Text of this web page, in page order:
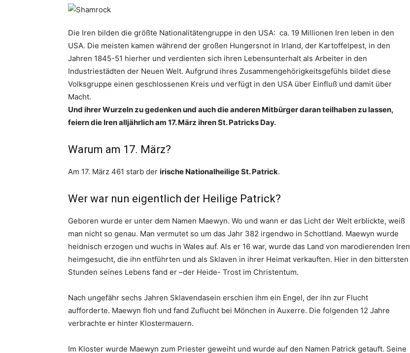
Die Iren bilden die größte Nationalitätengruppe in den USA: ca. 19 Millionen Iren leben in den
USA. Die meisten kamen während der großen Hungersnot in Irland, der Kartoffelpest, in den
Jahren 1845-51 hierher und verdienten sich ihren Lebensunterhalt als Arbeiter in den
Industriestädten der Neuen Welt. Aufgrund ihres Zusammengehörigkeitsgefühls bildet diese
Volksgruppe einen geschlossenen Kreis und verfügt in den USA über Einfluß und damit über
Macht.
Und ihrer Wurzeln zu gedenken und auch die anderen Mitbürger daran teilhaben zu lassen,
feiern die Iren alljährlich am 17. März ihren St. Patricks Day.
Warum am 17. März?
Am 17. März 461 starb der irische Nationalheilige St. Patrick.
Wer war nun eigentlich der Heilige Patrick?
Geboren wurde er unter dem Namen Maewyn. Wo und wann er das Licht der Welt erblickte, weiß
man nicht so genau. Man vermutet so um das Jahr 382 irgendwo in Schottland. Maewyn wurde
heidnisch erzogen und wuchs in Wales auf. Als er 16 war, wurde das Land von marodierenden Iren
heimgesucht, die ihn entführten und als Sklaven in ihrer Heimat verkauften. Hier in den bittersten
Stunden seines Lebens fand er –der Heide- Trost im Christentum.
Nach ungefähr sechs Jahren Sklavendasein erschien ihm ein Engel, der ihn zur Flucht
aufforderte. Maewyn floh und fand Zuflucht bei Mönchen in Auxerre. Die folgenden 12 Jahre
verbrachte er hinter Klostermauern.
Im Kloster wurde Maewyn zum Priester geweiht und wurde auf den Namen Patrick getauft. Seine